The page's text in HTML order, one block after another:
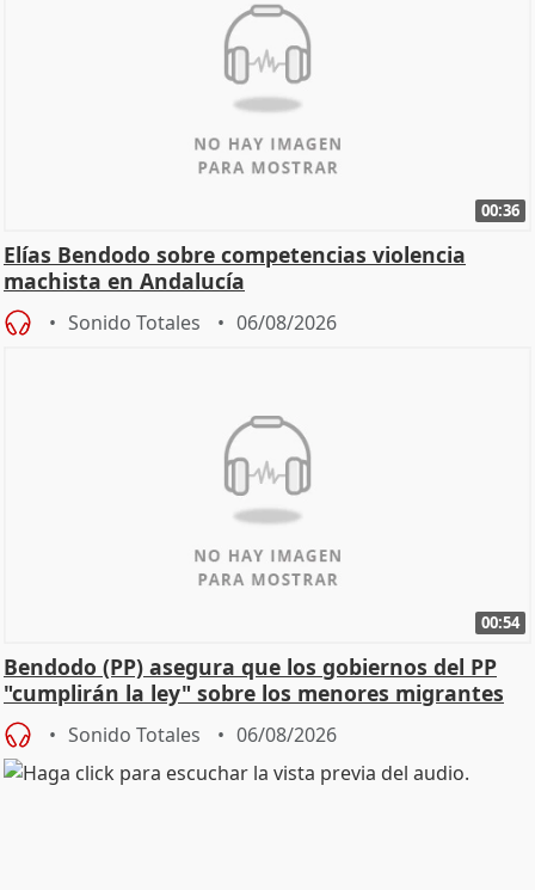
00:36
Elías Bendodo sobre competencias violencia
machista en Andalucía
Sonido Totales 06/08/2026
00:54
Bendodo (PP) asegura que los gobiernos del PP
"cumplirán la ley" sobre los menores migrantes
Sonido Totales 06/08/2026